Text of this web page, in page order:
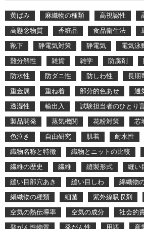
黄ばみ 麻織物の種類 高視認性
高懸念物質
香粧品 食品衛生法
靴下
静電気対策 静電気 電気泳
難分解性
雑貨 雑学 防腐剤
防水性
防ダニ性 防しわ性 長期
重金属
重ね着 部分的色あせ 通
透湿性
輸出入 試験担当者のひとり
製品開発
蒸気機関 花粉対策
芯
色泣き
自由研究 肌着 耐水性
織物名称と特徴
織物とニットの比較
繊維の歴史
繊維 縫製形式
縫い
縫い目部穴あき
縫い目しわ
綿織物
絹織物の種類
細菌 紫外線吸収剤
空気の熱伝導率
空気の成分 社会的